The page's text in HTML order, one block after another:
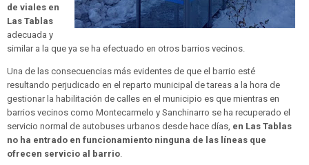
de viales en
Las Tablas
adecuada y
similar a la que ya se ha efectuado en otros barrios vecinos.
Una de las consecuencias más evidentes de que el barrio esté
resultando perjudicado en el reparto municipal de tareas a la hora de
gestionar la habilitación de calles en el municipio es que mientras en
barrios vecinos como Montecarmelo y Sanchinarro se ha recuperado el
servicio normal de autobuses urbanos desde hace días, en Las Tablas
no ha entrado en funcionamiento ninguna de las líneas que
ofrecen servicio al barrio.